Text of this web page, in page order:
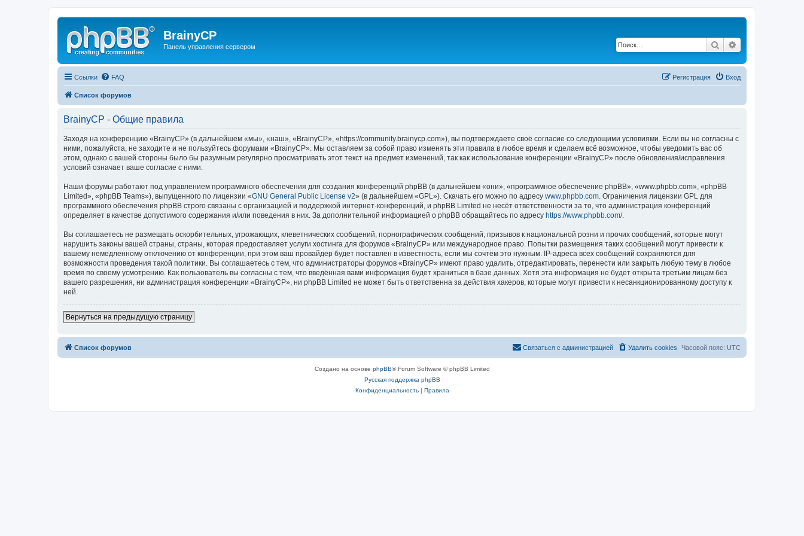
BrainyCP
Панель управления сервером Поиск
Ссылки FAQ Вход
Регистрация
Список форумов
BrainyCP - Общие правила
Заходя на конференцию «BrainyCP» (в дальнейшем «мы», «наш», «BrainyCP», «https://community.brainycp.com»), вы подтверждаете своё согласие со следующими условиями. Если вы не согласны с
ними, пожалуйста, не заходите и не пользуйтесь форумами «BrainyCP». Мы оставляем за собой право изменять эти правила в любое время и сделаем всё возможное, чтобы уведомить вас об
этом, однако с вашей стороны было бы разумным регулярно просматривать этот текст на предмет изменений, так как использование конференции «BrainyCP» после обновления/исправления
условий означает ваше согласие с ними.
Наши форумы работают под управлением программного обеспечения для создания конференций phpBB (в дальнейшем «они», «программное обеспечение phpBB», «www.phpbb.com», «phpBB
Limited», «phpBB Teams»), выпущенного по лицензии «GNU General Public License v2» (в дальнейшем «GPL»). Скачать его можно по адресу www.phpbb.com . Ограничения лицензии GPL для
программного обеспечения phpBB строго связаны с организацией и поддержкой интернет-конференций, и phpBB Limited не несёт ответственности за то, что администрация конференций
определяет в качестве допустимого содержания и/или поведения в них. За дополнительной информацией о phpBB обращайтесь по адресу https://www.phpbb.com/.
Вы соглашаетесь не размещать оскорбительных, угрожающих, клеветнических сообщений, порнографических сообщений, призывов к национальной розни и прочих сообщений, которые могут
нарушить законы вашей страны, страны, которая предоставляет услуги хостинга для форумов «BrainyCP» или международное право. Попытки размещения таких сообщений могут привести к
вашему немедленному отключению от конференции, при этом ваш провайдер будет поставлен в известность, если мы сочтём это нужным. IP-адреса всех сообщений сохраняются для
возможности проведения такой политики. Вы соглашаетесь с тем, что администраторы форумов «BrainyCP» имеют право удалить, отредактировать, перенести или закрыть любую тему в любое
время по своему усмотрению. Как пользователь вы согласны с тем, что введённая вами информация будет храниться в базе данных. Хотя эта информация не будет открыта третьим лицам без
вашего разрешения, ни администрация конференции «BrainyCP», ни phpBB Limited не может быть ответственна за действия хакеров, которые могут привести к несанкционированному доступу к
ней.
Вернуться на предыдущую страницу
Список форумов Часовой пояс: UTC
Удалить cookies
Связаться с администрацией
Создано на основе phpBB® Forum Software © phpBB Limited
Русская поддержка phpBB
Конфиденциальность| Правила